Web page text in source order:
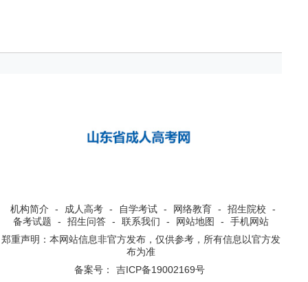
机构简介 - 成人高考 - 自学考试 - 网络教育 - 招生院校
-
备考试题
- 招生问答 - 联系我们 - 网站地图 -
手机网站
郑重声明：本网站信息非官方发布，仅供参考，所有信息以官方发
布为准
备案号：
吉ICP备19002169号